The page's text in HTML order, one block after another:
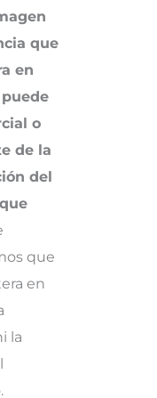
que
en
puede
o
de la
del
que
en
la